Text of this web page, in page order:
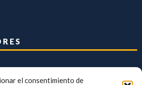
el consentimiento de